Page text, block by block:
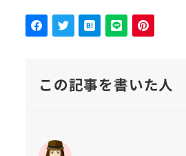
この記事を書いた人